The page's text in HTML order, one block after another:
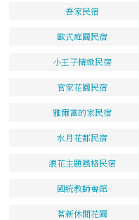
吾家民宿
歐式庭園民宿
小王子精緻民宿
官家花園民宿
雅爾富的家民宿
水月花都民宿
浪花主題風格民宿
國統教師會館
茗新休閒花園